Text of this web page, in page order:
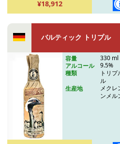
¥18,912
バルティック トリプル
容量
330 ml
アルコール
9.5%
種類
トリプ
ル
生産地
メクレ
ンメル